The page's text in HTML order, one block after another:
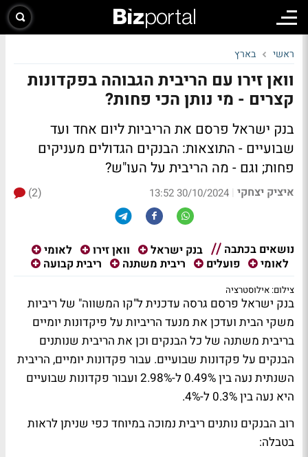
ראשי בארץ
וואן זירו עם הריבית הגבוהה בפקדונות
קצרים - מי נותן הכי פחות?
בנק ישראל פרסם את הריביות ליום אחד ועד
שבועיים - התוצאות: הבנקים הגדולים מעניקים
פחות; וגם - מה הריבית על העו"ש?
איציק יצחקי |
30/10/2024 13:52
(2)
נושאים בכתבה בנק ישראל וואן זירו
לאומי
לאומי
פועלים ריבית משתנה ריבית קבועה
צילום: אילוסטרציה
בנק ישראל פרסם גרסה עדכנית ל"קו המשווה" של ריביות
משקי הבית ועדכן את מנעד הריביות על פיקדונות יומיים
בריבית משתנה של כל הבנקים וכן את הריבית שנותנים
הבנקים על פקדונות שבועיים. עבור פקדונות יומיים, הריבית
השנתית נעה בין 0.49% ל-2.98% ועבור פקדונות שבועיים
היא נעה בין 0.3% ל-4%.
רוב הבנקים נותנים ריבית נמוכה במיוחד כפי שניתן לראות
בטבלה: